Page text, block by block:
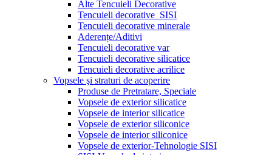
Alte Tencuieli Decorative
Tencuieli decorative_SISI
Tencuieli decorative minerale
Aderențe/Aditivi
Tencuieli decorative var
Tencuieli decorative silicatice
Tencuieli decorative acrilice
Vopsele şi straturi de acoperire
Produse de Pretratare, Speciale
Vopsele de exterior silicatice
Vopsele de interior silicatice
Vopsele de exterior siliconice
Vopsele de interior siliconice
Vopsele de exterior-Tehnologie SISI